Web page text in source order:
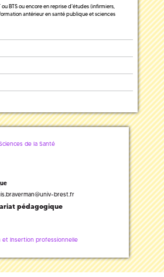
ou BTS ou encore en reprise d'études (infirmiers,
antérieur en santé publique et sciences
de la Santé
@univ-brest.fr
pédagogique
et Insertion professionnelle